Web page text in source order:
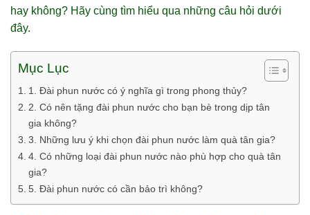
hay không? Hãy cùng tìm hiểu qua những câu hỏi dưới
đây.
Mục Lục
1. Đài phun nước có ý nghĩa gì trong phong thủy?
2. Có nên tặng đài phun nước cho bạn bè trong dịp tân
gia không?
3. Những lưu ý khi chọn đài phun nước làm quà tân gia?
4. Có những loại đài phun nước nào phù hợp cho quà tân
gia?
5. Đài phun nước có cần bảo trì không?